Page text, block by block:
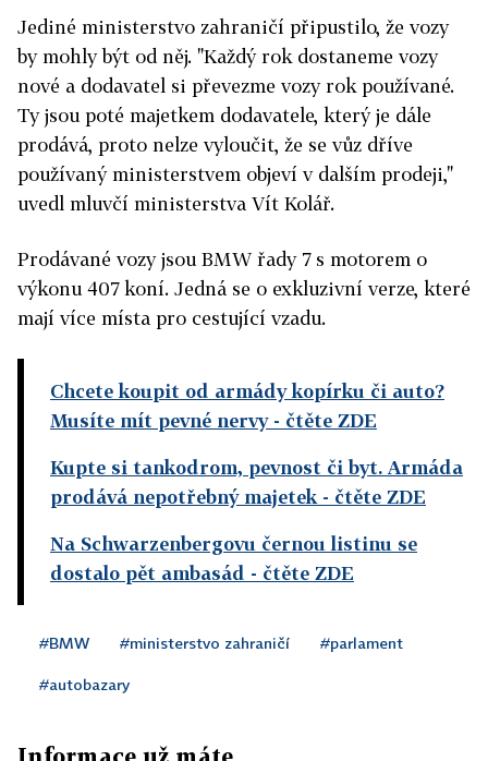
Jediné ministerstvo zahraničí připustilo, že vozy
by mohly být od něj. "Každý rok dostaneme vozy
nové a dodavatel si převezme vozy rok používané.
Ty jsou poté majetkem dodavatele, který je dále
prodává, proto nelze vyloučit, že se vůz dříve
používaný ministerstvem objeví v dalším prodeji,"
uvedl mluvčí ministerstva Vít Kolář.
Prodávané vozy jsou BMW řady 7 s motorem o
výkonu 407 koní. Jedná se o exkluzivní verze, které
mají více místa pro cestující vzadu.
Chcete koupit od armády kopírku či auto?
Musíte mít pevné nervy- čtěte ZDE
Kupte si tankodrom, pevnost či byt. Armáda
prodává nepotřebný majetek - čtěte ZDE
Na Schwarzenbergovu černou listinu se
dostalo pět ambasád - čtěte ZDE
#BMW #ministerstvo zahraničí #parlament
#autobazary
Informace už máte